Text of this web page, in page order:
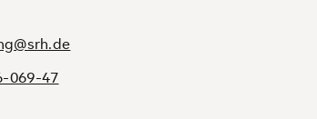
069-47